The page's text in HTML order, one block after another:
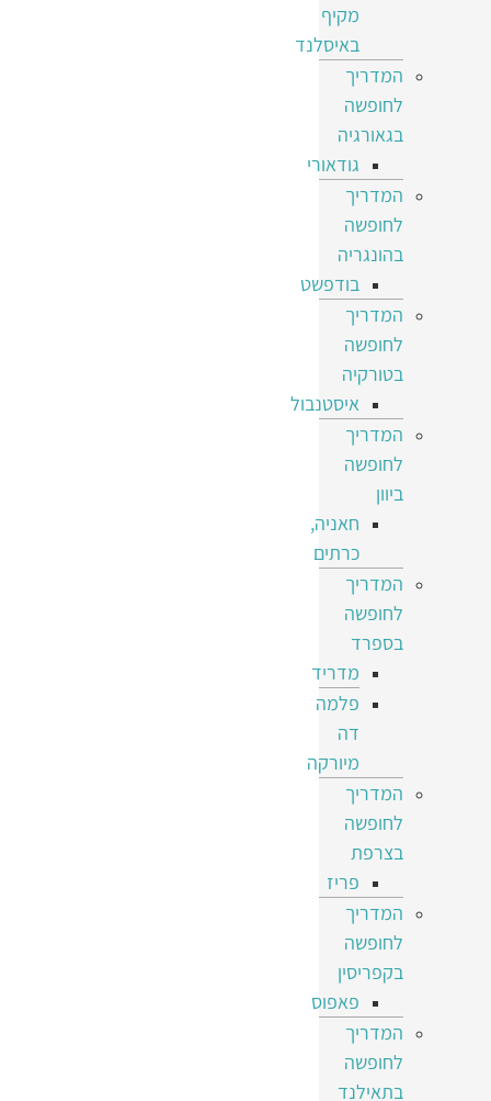
מקיף
באיסלנד
המדריך
לחופשה
בגאורגיה
גודאורי
המדריך
לחופשה
בהונגריה
בודפשט
המדריך
לחופשה
בטורקיה
איסטנבול
המדריך
לחופשה
ביוון
חאניה,
כרתים
המדריך
לחופשה
בספרד
מדריד
פלמה
דה
מיורקה
המדריך
לחופשה
בצרפת
פריז
המדריך
לחופשה
בקפריסין
פאפוס
המדריך
לחופשה
בתאילנד